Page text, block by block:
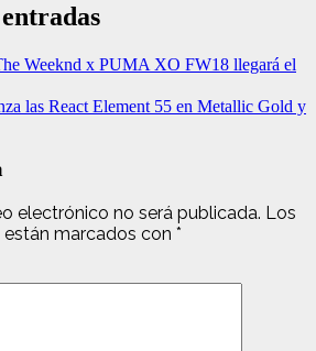
Weeknd x PUMA XO FW18 llegará el
las React Element 55 en Metallic Gold y
electrónico no será publicada. Los
marcados con *